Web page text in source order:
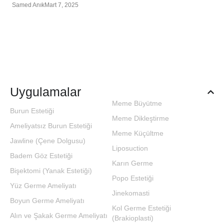
Samed AnıkMart 7, 2025
Uygulamalar
Burun Estetiği
Ameliyatsız Burun Estetiği
Jawline (Çene Dolgusu)
Badem Göz Estetiği
Bişektomi (Yanak Estetiği)
Yüz Germe Ameliyatı
Boyun Germe Ameliyatı
Alın ve Şakak Germe Ameliyatı
Meme Büyütme
Meme Dikleştirme
Meme Küçültme
Liposuction
Karın Germe
Popo Estetiği
Jinekomasti
Kol Germe Estetiği
(Brakioplasti)